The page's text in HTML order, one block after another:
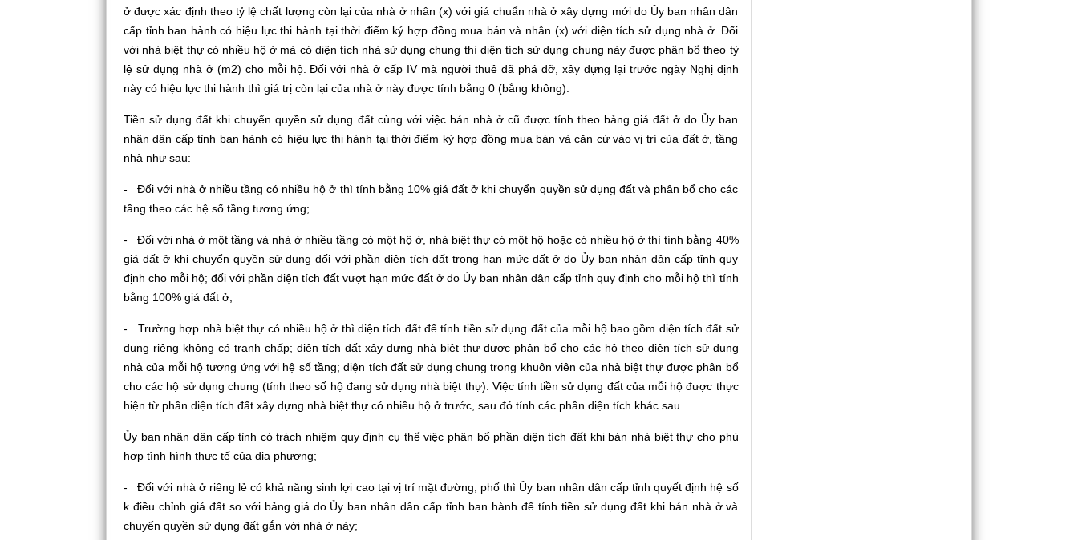
ở được xác định theo tỷ lệ chất lượng còn lại của nhà ở nhân (x) với giá chuẩn nhà ở xây dựng mới do Ủy ban nhân dân
cấp tỉnh ban hành có hiệu lực thi hành tại thời điểm ký hợp đồng mua bán và nhân (x) với diện tích sử dụng nhà ở. Đối
với nhà biệt thự có nhiều hộ ở mà có diện tích nhà sử dụng chung thì diện tích sử dụng chung này được phân bổ theo tỷ
lệ sử dụng nhà ở (m2) cho mỗi hộ. Đối với nhà ở cấp IV mà người thuê đã phá dỡ, xây dựng lại trước ngày Nghị định
này có hiệu lực thi hành thì giá trị còn lại của nhà ở này được tính bằng 0 (bằng không).
Tiền sử dụng đất khi chuyển quyền sử dụng đất cùng với việc bán nhà ở cũ được tính theo bảng giá đất ở do Ủy ban
nhân dân cấp tỉnh ban hành có hiệu lực thi hành tại thời điểm ký hợp đồng mua bán và căn cứ vào vị trí của đất ở, tầng
nhà như sau:
- Đối với nhà ở nhiều tầng có nhiều hộ ở thì tính bằng 10% giá đất ở khi chuyển quyền sử dụng đất và phân bổ cho các
tầng theo các hệ số tầng tương ứng;
- Đối với nhà ở một tầng và nhà ở nhiều tầng có một hộ ở, nhà biệt thự có một hộ hoặc có nhiều hộ ở thì tính bằng 40%
giá đất ở khi chuyển quyền sử dụng đối với phần diện tích đất trong hạn mức đất ở do Ủy ban nhân dân cấp tỉnh quy
định cho mỗi hộ; đối với phần diện tích đất vượt hạn mức đất ở do Ủy ban nhân dân cấp tỉnh quy định cho mỗi hộ thì tính
bằng 100% giá đất ở;
- Trường hợp nhà biệt thự có nhiều hộ ở thì diện tích đất để tính tiền sử dụng đất của mỗi hộ bao gồm diện tích đất sử
dụng riêng không có tranh chấp; diện tích đất xây dựng nhà biệt thự được phân bổ cho các hộ theo diện tích sử dụng
nhà của mỗi hộ tương ứng với hệ số tầng; diện tích đất sử dụng chung trong khuôn viên của nhà biệt thự được phân bổ
cho các hộ sử dụng chung (tính theo số hộ đang sử dụng nhà biệt thự). Việc tính tiền sử dụng đất của mỗi hộ được thực
hiện từ phần diện tích đất xây dựng nhà biệt thự có nhiều hộ ở trước, sau đó tính các phần diện tích khác sau.
Ủy ban nhân dân cấp tỉnh có trách nhiệm quy định cụ thể việc phân bổ phần diện tích đất khi bán nhà biệt thự cho phù
hợp tình hình thực tế của địa phương;
- Đối với nhà ở riêng lẻ có khả năng sinh lợi cao tại vị trí mặt đường, phố thì Ủy ban nhân dân cấp tỉnh quyết định hệ số
k điều chỉnh giá đất so với bảng giá do Ủy ban nhân dân cấp tỉnh ban hành để tính tiền sử dụng đất khi bán nhà ở và
chuyển quyền sử dụng đất gắn với nhà ở này;